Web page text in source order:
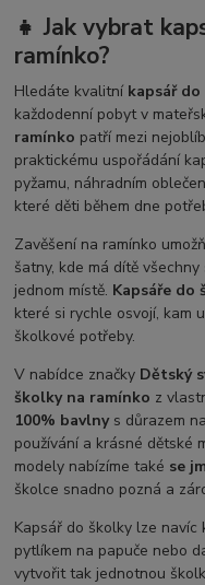
👧 Jak vybrat
ramínko?
Hledáte kvalitní kapsář
každodenní pobyt v
ramínko patří mezi
praktickému uspořádání
pyžamu, náhradním
které děti během dne
Zavěšení na ramínko
šatny, kde má dítě
jednom místě. Kapsáře do
které si rychle osvojí, kam
školkové potřeby.
V nabídce značky Dětský
školky na ramínko z
100% bavlnys důrazem
používání a krásné dětské
modely nabízíme také se
školce snadno pozná a
Kapsář do školky lze
pytlíkem na papuče nebo
vytvořit tak jednotnou